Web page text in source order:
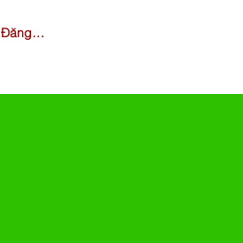
Đăng nhập